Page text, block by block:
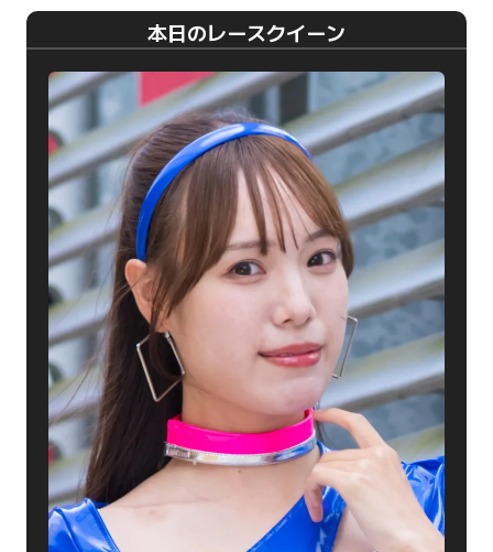
本日のレースクイーン